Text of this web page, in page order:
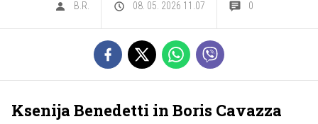
B.R. 08. 05. 2026 11.07 0
Ksenija Benedetti in Boris Cavazza